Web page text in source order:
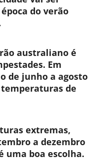
do verão
australiano é
Em
de junho a agosto
de
extremas,
a dezembro
uma boa escolha.